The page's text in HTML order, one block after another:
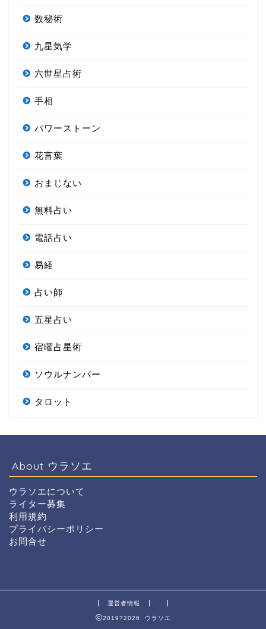
数秘術
九星気学
六世星占術
手相
パワーストーン
花言葉
おまじない
無料占い
電話占い
易経
占い師
五星占い
宿曜占星術
ソウルナンバー
タロット
About ウラソエ
ウラソエについて
ライター募集
利用規約
プライバシーポリシー
お問合せ
運営者情報
2019?2026 ウラソエ